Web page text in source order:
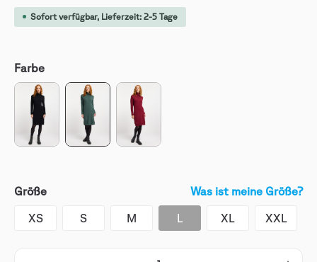
Sofort verfügbar, Lieferzeit: 2-5 Tage
Farbe
Größe Was ist meine Größe?
XS S M L XL XXL